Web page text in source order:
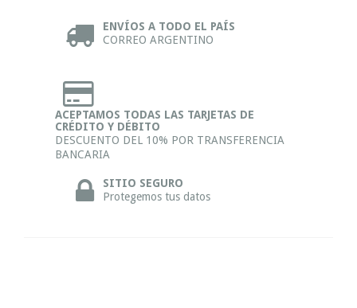
ENVÍOS A TODO EL PAÍS
CORREO ARGENTINO
ACEPTAMOS TODAS LAS TARJETAS DE
CRÉDITO Y DÉBITO
DESCUENTO DEL 10% POR TRANSFERENCIA
BANCARIA
SITIO SEGURO
Protegemos tus datos